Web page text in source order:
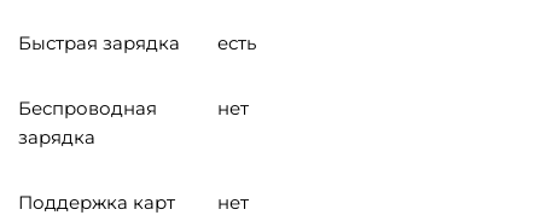
Быстрая зарядка есть
Беспроводная
зарядка
нет
Поддержка карт
нет